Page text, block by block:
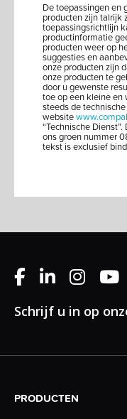
De toepassingen en
producten zijn talrijk
toepassingsrichtlijn
productinformatie
producten weer op
suggesties en
onze producten zijn
onze producten te
door u gewenste
toe op een kleine en
steeds de
website
“Technische
ons groen nummer
tekst is exclusief
Schrijf u in op
PRODUCTEN